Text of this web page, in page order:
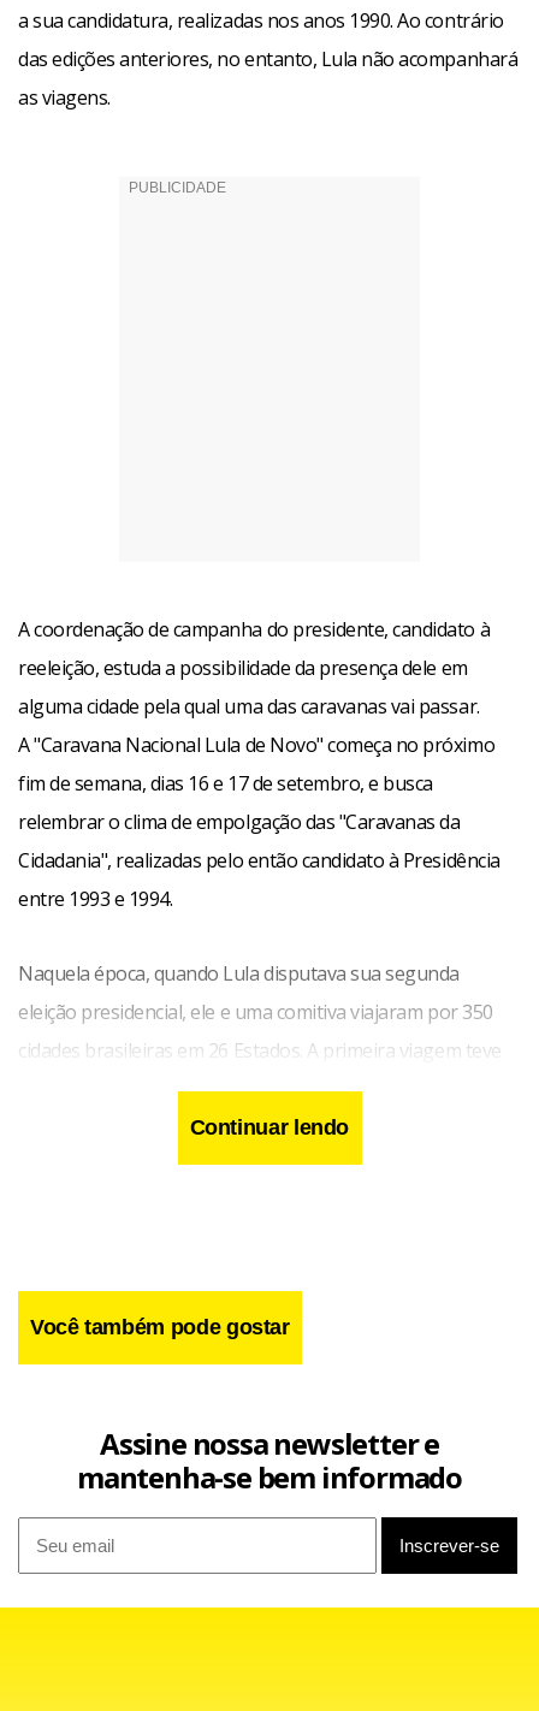
a sua candidatura, realizadas nos anos 1990. Ao contrário
das edições anteriores, no entanto, Lula não acompanhará
as viagens.
A coordenação de campanha do presidente, candidato à
reeleição, estuda a possibilidade da presença dele em
alguma cidade pela qual uma das caravanas vai passar.
A "Caravana Nacional Lula de Novo" começa no próximo
fim de semana, dias 16 e 17 de setembro, e busca
relembrar o clima de empolgação das "Caravanas da
Cidadania", realizadas pelo então candidato à Presidência
entre 1993 e 1994.
Naquela época, quando Lula disputava sua segunda
eleição presidencial, ele e uma comitiva viajaram por 350
cidades brasileiras em 26 Estados. A primeira viagem teve
início em abril de 1993, em Garanhuns (PE), terra natal de
Lula, e terminou em Santos (SP), com duração de 25 dias.
Continuar lendo
Você também pode gostar
Assine nossa newsletter e
mantenha-se bem informado